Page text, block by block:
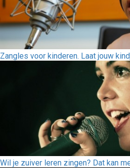
Zangles voor kinderen. Laat jouw
Wil je zuiver leren zingen? Dat kan